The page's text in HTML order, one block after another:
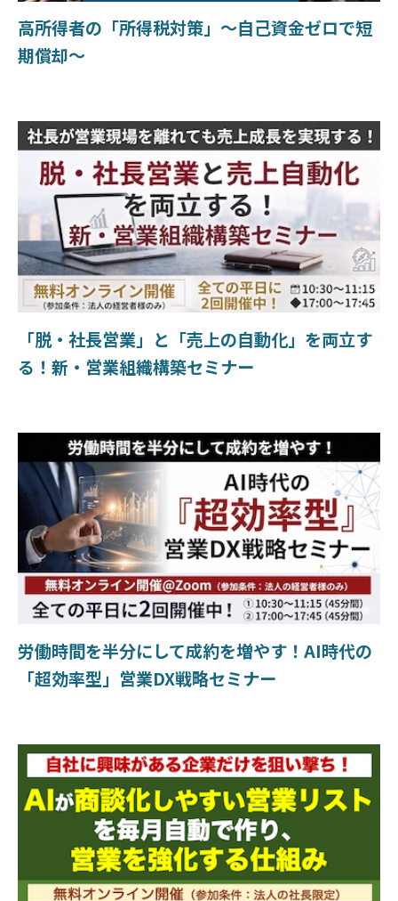
高所得者の「所得税対策」〜自己資金ゼロで短
期償却〜
「脱・社長営業」と「売上の自動化」を両立す
る！新・営業組織構築セミナー
労働時間を半分にして成約を増やす！AI時代の
「超効率型」営業DX戦略セミナー